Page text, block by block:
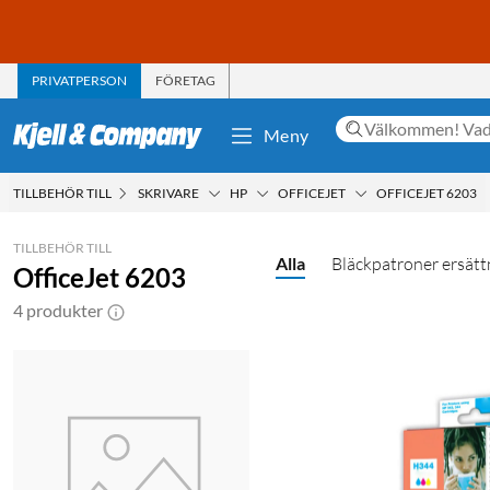
PRIVATPERSON FÖRETAG
Meny
TILLBEHÖR TILL SKRIVARE HP OFFICEJET OFFICEJET 6203
TILLBEHÖR TILL
OfficeJet 6203
4 produkter
Alla Bläckpatroner